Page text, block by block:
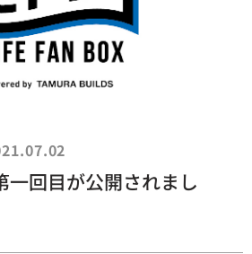
一回目が公開されまし